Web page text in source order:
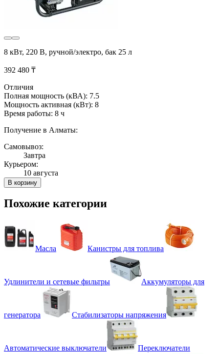
8 кВт, 220 В, ручной/электро, бак 25 л
392 480 ₸
Отличия
Полная мощность (кВА): 7.5
Мощность активная (кВт): 8
Время работы: 8 ч
Получение в Алматы:
Самовывоз:
Завтра
Курьером:
10 августа
В корзину
Похожие категории
Масла Канистры для топлива
Удлинители и сетевые фильтры Аккумуляторы для
генератора Стабилизаторы напряжения
Автоматические выключатели Переключатели